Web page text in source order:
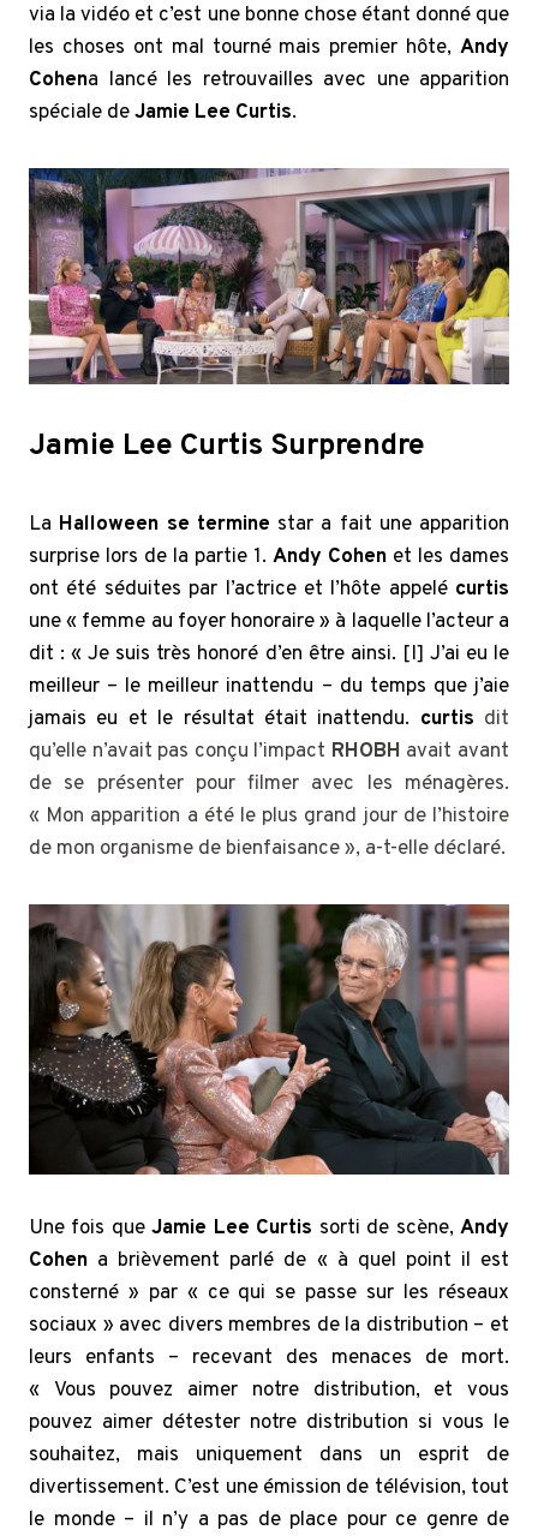
via la vidéo et c’est une bonne chose étant donné que
les choses ont mal tourné mais premier hôte, Andy
Cohena lancé les retrouvailles avec une apparition
spéciale deJamie Lee Curtis.
Jamie Lee Curtis Surprendre
La Halloween se termine star a fait une apparition
surprise lors de la partie 1. Andy Cohen et les dames
ont été séduites par l’actrice et l’hôte appelé curtis
une « femme au foyer honoraire » à laquelle l’acteur a
dit : « Je suis très honoré d’en être ainsi. [I] J’ai eu le
meilleur – le meilleur inattendu – du temps que j’aie
jamais eu et le résultat était inattendu. curtis dit
qu’elle n’avait pas conçu l’impact RHOBH avait avant
de se présenter pour filmer avec les ménagères.
« Mon apparition a été le plus grand jour de l’histoire
de mon organisme de bienfaisance », a-t-elle déclaré.
Une fois queJamie Lee Curtis sorti de scène,Andy
Cohen a brièvement parlé de « à quel point il est
consterné » par « ce qui se passe sur les réseaux
sociaux » avec divers membres de la distribution – et
leurs enfants – recevant des menaces de mort.
« Vous pouvez aimer notre distribution, et vous
pouvez aimer détester notre distribution si vous le
souhaitez, mais uniquement dans un esprit de
divertissement. C’est une émission de télévision, tout
le monde – il n’y a pas de place pour ce genre de